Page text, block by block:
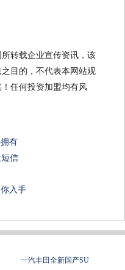
转载企业宣传资讯，该
目的，不代表本网站观
任何投资加盟均有风
有
信
入手
一汽丰田全新国产SU